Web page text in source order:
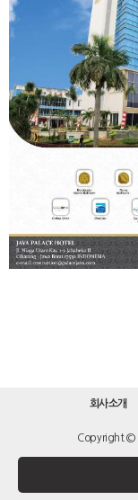
회사소개
Copyright ©